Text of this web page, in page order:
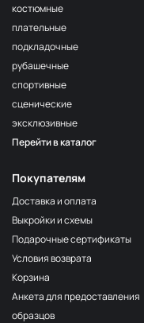
костюмные
плательные
подкладочные
рубашечные
спортивные
сценические
эксклюзивные
Перейти в каталог
Покупателям
Доставка и оплата
Выкройки и схемы
Подарочные сертификаты
Условия возврата
Корзина
Анкета для предоставления
образцов